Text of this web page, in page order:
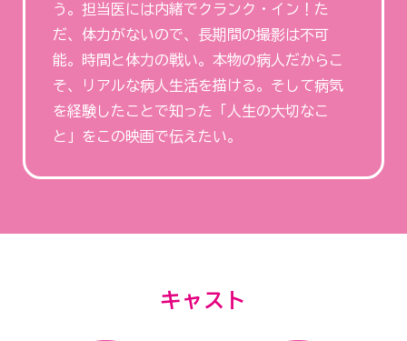
う。担当医には内緒でクランク・イン！た
だ、体力がないので、長期間の撮影は不可
能。時間と体力の戦い。本物の病人だからこ
そ、リアルな病人生活を描ける。そして病気
を経験したことで知った「人生の大切なこ
と」をこの映画で伝えたい。
キャスト